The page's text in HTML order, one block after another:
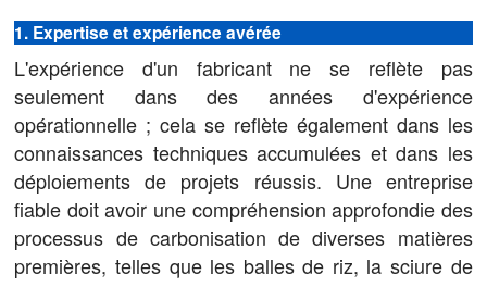
1. Expertise et expérience avérée
L'expérience d'un fabricant ne se reflète pas
seulement dans des années d'expérience
opérationnelle ; cela se reflète également dans les
connaissances techniques accumulées et dans les
déploiements de projets réussis. Une entreprise
fiable doit avoir une compréhension approfondie des
processus de carbonisation de diverses matières
premières, telles que les balles de riz, la sciure de